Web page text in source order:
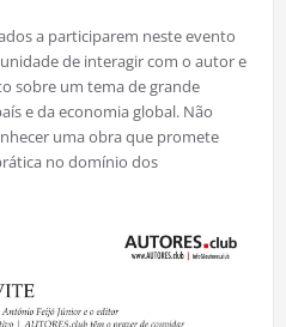
a participarem neste evento
de interagir com o autor e
sobre um tema de grande
e da economia global. Não
uma obra que promete
no domínio dos